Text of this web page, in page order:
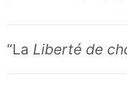
“La Liberté de